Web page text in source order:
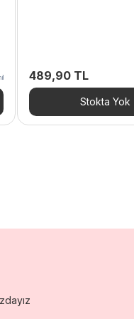
489,90 TL
Stokta Yok